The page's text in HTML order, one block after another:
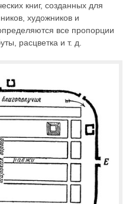
книг, созданных для
художников и
все пропорции
расцветка и т. д.